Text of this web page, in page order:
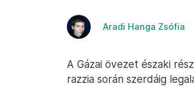
Aradi Hanga Zsófia
A Gázai övezet északi
razzia során szerdáig